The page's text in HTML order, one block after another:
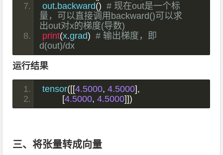
out.backward() # 现在out是一个标
量，可以直接调用backward()可以求
出out对x的梯度(导数)
print(x.grad) # 输出梯度，即
d(out)/dx
运行结果
tensor([[4.5000, 4.5000],
[4.5000, 4.5000]])
三、将张量转成向量